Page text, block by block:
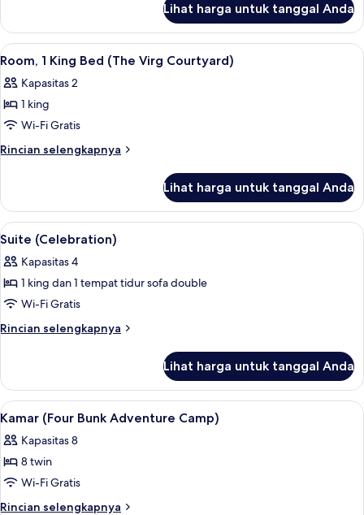
Mobility
Accessible
(The
Virg)
Room,
Queen
Mobility
Accessible
Virg)
Lihat harga untuk tanggal Anda
Lihat
semua
foto
untuk
Room,
1
(The
Virg
Courtyard)
Brankas, meja kerja, ruang kerja
9
Room, 1 King Bed (The Virg Courtyard)
Kapasitas 2
1 king
Wi-Fi Gratis
Rincian selengkapnya
Rincian
Room,
King
(The
Virg
Lihat harga untuk tanggal Anda
Lihat
semua
foto
untuk
Suite
(Celebration)
9
Suite (Celebration)
Kapasitas 4
1 king dan 1 tempat tidur sofa double
Wi-Fi Gratis
Rincian selengkapnya
Rincian
Suite
(Celebration)
Lihat harga untuk tanggal Anda
Lihat
semua
foto
untuk
Kamar
(Four
Shower, pancuran hujan,
8
Kamar (Four Bunk Adventure Camp)
Kapasitas 8
8 twin
Wi-Fi Gratis
Rincian selengkapnya
Rincian